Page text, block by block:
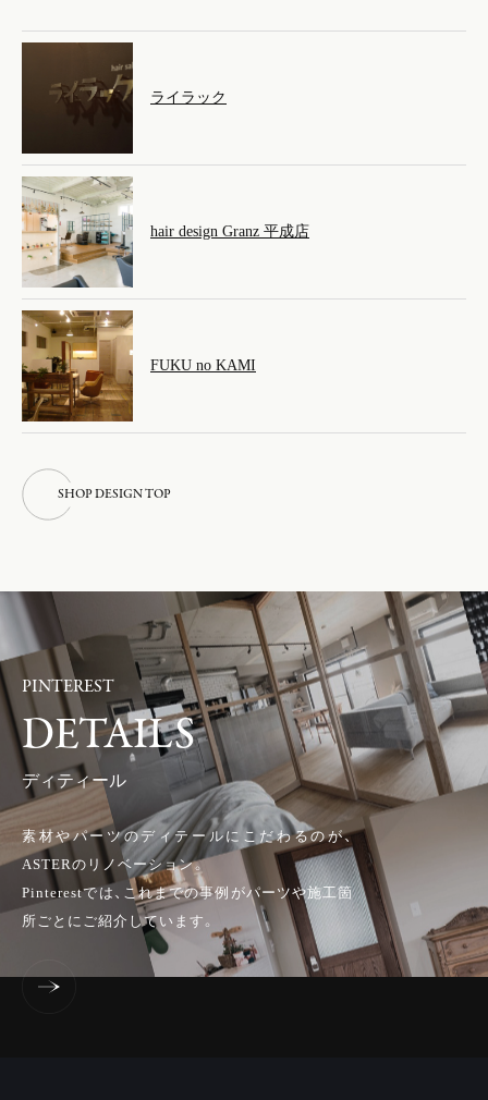
ライラック
hair design Granz 平成店
FUKU no KAMI
SHOPDESIGNTOP
H
PINTEREST
DETAILS
ディティール
素材やパーツのディテールにこだわるのが、
ASTERのリノベーション。
Pinterestでは、これまでの事例がパーツや施工箇
所ごとにご紹介しています。